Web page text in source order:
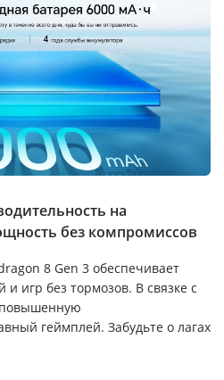
на
без компромиссов
8 Gen 3 обеспечивает
игр без тормозов. В связке с
повышенную
геймплей. Забудьте о лагах